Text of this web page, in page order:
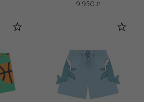
9 950 ₽